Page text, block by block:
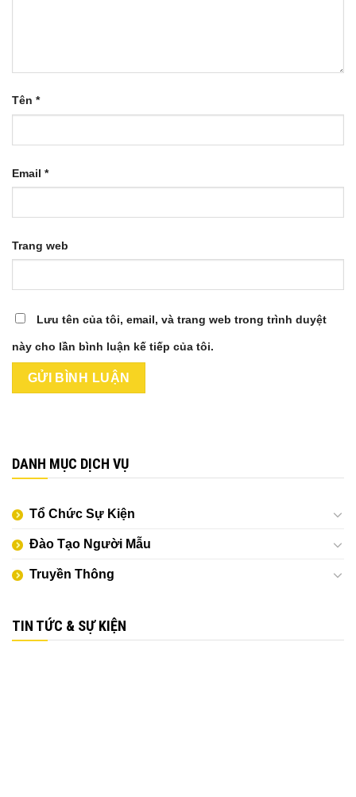
Tên *
Email *
Trang web
Lưu tên của tôi, email, và trang web trong trình duyệt
này cho lần bình luận kế tiếp của tôi.
DANH MỤC DỊCH VỤ
Tổ Chức Sự Kiện
Đào Tạo Người Mẫu
Truyền Thông
TIN TỨC & SỰ KIỆN